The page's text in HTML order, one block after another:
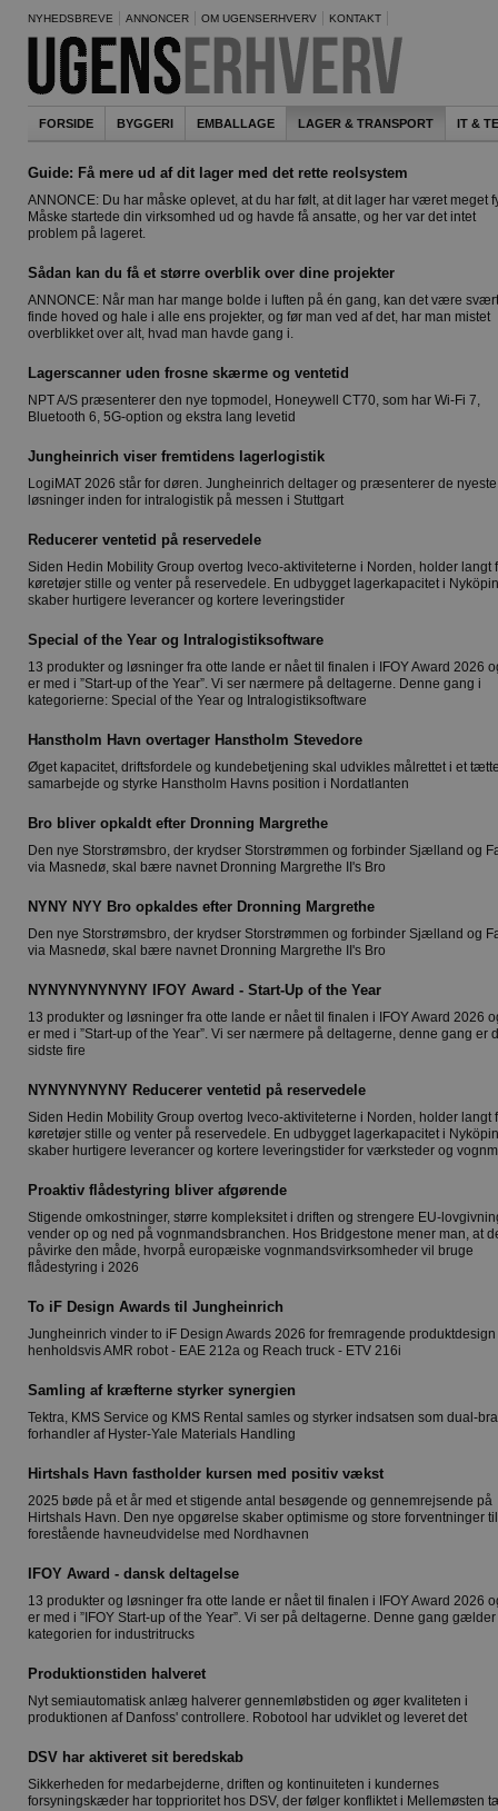
NYHEDSBREVE ANNONCER OM UGENSERHVERV KONTAKT
FORSIDE BYGGERI EMBALLAGE LAGER & TRANSPORT IT &
Guide: Få mere ud af dit lager med det rette reolsystem
ANNONCE: Du har måske oplevet, at du har følt, at dit lager har været meget
Måske startede din virksomhed ud og havde få ansatte, og her var det intet
problem på lageret.
Sådan kan du få et større overblik over dine projekter
ANNONCE: Når man har mange bolde i luften på én gang, kan det være
finde hoved og hale i alle ens projekter, og før man ved af det, har man mistet
overblikket over alt, hvad man havde gang i.
Lagerscanner uden frosne skærme og ventetid
NPT A/S præsenterer den nye topmodel, Honeywell CT70, som har Wi-Fi 7,
Bluetooth 6, 5G-option og ekstra lang levetid
Jungheinrich viser fremtidens lagerlogistik
LogiMAT 2026 står for døren. Jungheinrich deltager og præsenterer de nyeste
løsninger inden for intralogistik på messen i Stuttgart
Reducerer ventetid på reservedele
Siden Hedin Mobility Group overtog Iveco-aktiviteterne i Norden, holder langt
køretøjer stille og venter på reservedele. En udbygget lagerkapacitet i
skaber hurtigere leverancer og kortere leveringstider
Special of the Year og Intralogistiksoftware
13 produkter og løsninger fra otte lande er nået til finalen i IFOY Award 2026
er med i ”Start-up of the Year”. Vi ser nærmere på deltagerne. Denne gang i
kategorierne: Special of the Year og Intralogistiksoftware
Hanstholm Havn overtager Hanstholm Stevedore
Øget kapacitet, driftsfordele og kundebetjening skal udvikles målrettet i et
samarbejde og styrke Hanstholm Havns position i Nordatlanten
Bro bliver opkaldt efter Dronning Margrethe
Den nye Storstrømsbro, der krydser Storstrømmen og forbinder Sjælland og
via Masnedø, skal bære navnet Dronning Margrethe II's Bro
NYNY NYY Bro opkaldes efter Dronning Margrethe
Den nye Storstrømsbro, der krydser Storstrømmen og forbinder Sjælland og
via Masnedø, skal bære navnet Dronning Margrethe II's Bro
NYNYNYNYNYNY IFOY Award - Start-Up of the Year
13 produkter og løsninger fra otte lande er nået til finalen i IFOY Award 2026
er med i ”Start-up of the Year”. Vi ser nærmere på deltagerne, denne gang er
sidste fire
NYNYNYNYNY Reducerer ventetid på reservedele
Siden Hedin Mobility Group overtog Iveco-aktiviteterne i Norden, holder langt
køretøjer stille og venter på reservedele. En udbygget lagerkapacitet i
skaber hurtigere leverancer og kortere leveringstider for værksteder og
Proaktiv flådestyring bliver afgørende
Stigende omkostninger, større kompleksitet i driften og strengere EU-
vender op og ned på vognmandsbranchen. Hos Bridgestone mener man, at
påvirke den måde, hvorpå europæiske vognmandsvirksomheder vil bruge
flådestyring i 2026
To iF Design Awards til Jungheinrich
Jungheinrich vinder to iF Design Awards 2026 for fremragende produktdesign
henholdsvis AMR robot - EAE 212a og Reach truck - ETV 216i
Samling af kræfterne styrker synergien
Tektra, KMS Service og KMS Rental samles og styrker indsatsen som dual-
forhandler af Hyster-Yale Materials Handling
Hirtshals Havn fastholder kursen med positiv vækst
2025 bøde på et år med et stigende antal besøgende og gennemrejsende på
Hirtshals Havn. Den nye opgørelse skaber optimisme og store forventninger
forestående havneudvidelse med Nordhavnen
IFOY Award - dansk deltagelse
13 produkter og løsninger fra otte lande er nået til finalen i IFOY Award 2026
er med i ”IFOY Start-up of the Year”. Vi ser på deltagerne. Denne gang
kategorien for industritrucks
Produktionstiden halveret
Nyt semiautomatisk anlæg halverer gennemløbstiden og øger kvaliteten i
produktionen af Danfoss' controllere. Robotool har udviklet og leveret det
DSV har aktiveret sit beredskab
Sikkerheden for medarbejderne, driften og kontinuiteten i kundernes
forsyningskæder har topprioritet hos DSV, der følger konfliktet i Mellemøsten